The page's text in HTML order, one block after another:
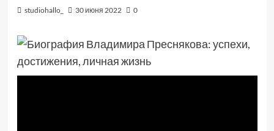
studiohallo_ 30 июня 2022 0